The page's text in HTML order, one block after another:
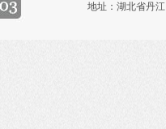
地址：湖北省丹